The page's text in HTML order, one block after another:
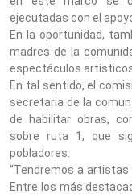
ejecutadas con el
En la oportunidad,
madres de la
espectáculos
En tal sentido, el
secretaria de la
de habilitar obras,
sobre ruta 1, que
pobladores.
“Tendremos a artistas
Entre los más